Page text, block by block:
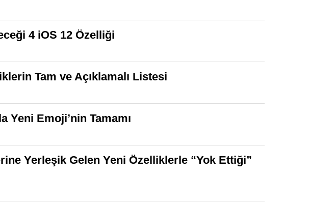
4 iOS 12 Özelliği
Tam ve Açıklamalı Listesi
Yeni Emoji’nin Tamamı
Yerleşik Gelen Yeni Özelliklerle “Yok Ettiği”